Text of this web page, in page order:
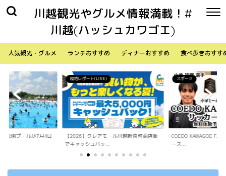
川越観光やグルメ情報満載！#
川越(ハッシュカワゴエ)
人気観光・グルメ ランチおすすめ ディナーおすすめ 食べ歩きおすす
ル川越新富町商店街
スポーツ
COEDO KAWAGOE F.Cが小学生向けサッカ
ース...
生活
「Sky Walker 7058」
内ア...